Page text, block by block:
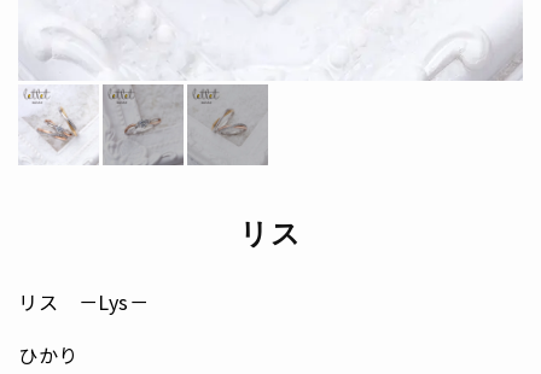
リス
リス －Lys－
ひかり